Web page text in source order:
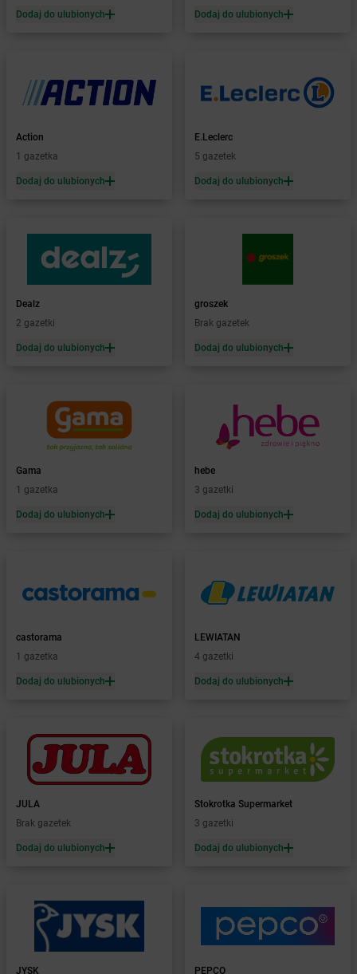
Żabka Bąków
Żabka Baranowo
Żabka Barcin
Żabka
Żabka Barlinek
Żabka Barniewice
Żabka Baruchowo
Żabka Barwałd Średni
Żabka Bełchatów
Bestwina
Bestwinka
Bezrzecze
Żabka
Żabka Biała
Żabka
Biała Druga
Białe Błota
Żabka Białka
Żabka Białobrzegi
Żabka Bialogard
Żabka Białogóra
Żabka Biały Dunajec
Białystok
Żabka Bibice
Żabka
Żabka Biedrusko
Żabka Bielany Wrocławskie
Żabka Bielsk Podlaski
Żabka
Bielsko
Bielsko-Biała
Żabka
Dodaj do ulubionych Dodaj do ulubionych
Action
1 gazetka
Dodaj do ulubionych
E.Leclerc
5 gazetek
Dodaj do ulubionych
Dealz
2 gazetki
Dodaj do ulubionych
groszek
Brak gazetek
Dodaj do ulubionych
Gama
1 gazetka
Dodaj do ulubionych
hebe
3 gazetki
Dodaj do ulubionych
castorama
1 gazetka
Dodaj do ulubionych
LEWIATAN
4 gazetki
Dodaj do ulubionych
JULA
Brak gazetek
Dodaj do ulubionych
Stokrotka Supermarket
3 gazetki
Dodaj do ulubionych
JYSK PEPCO